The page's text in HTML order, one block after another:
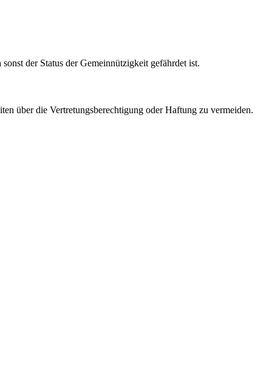
der Status der Gemeinnützigkeit gefährdet ist.
über die Vertretungsberechtigung oder Haftung zu vermeiden.